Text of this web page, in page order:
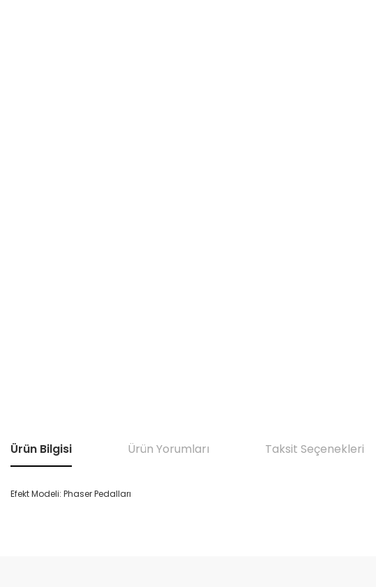
Ürün Bilgisi Ürün Yorumları Taksit Seçenekleri
Efekt Modeli: Phaser Pedalları